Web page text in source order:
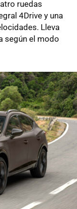
ruedas
4Drive y una
Lleva
según el modo